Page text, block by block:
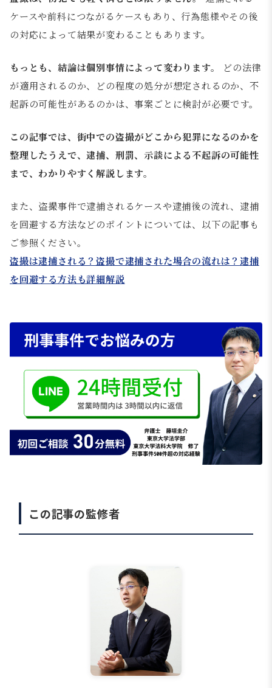
ケースや前科につながるケースもあり、行為態様やその後
の対応によって結果が変わることもあります。
もっとも、結論は個別事情によって変わります。
どの法律
が適用されるのか、どの程度の処分が想定されるのか、不
起訴の可能性があるのかは、事案ごとに検討が必要です。
この記事では、街中での盗撮がどこから犯罪になるのかを
整理したうえで、逮捕、刑罰、示談による不起訴の可能性
まで、わかりやすく解説します。
また、盗撮事件で逮捕されるケースや逮捕後の流れ、逮捕
を回避する方法などのポイントについては、以下の記事も
ご参照ください。
盗撮は逮捕される？盗撮で逮捕された場合の流れは？逮捕
を回避する方法も詳細解説
この記事の監修者